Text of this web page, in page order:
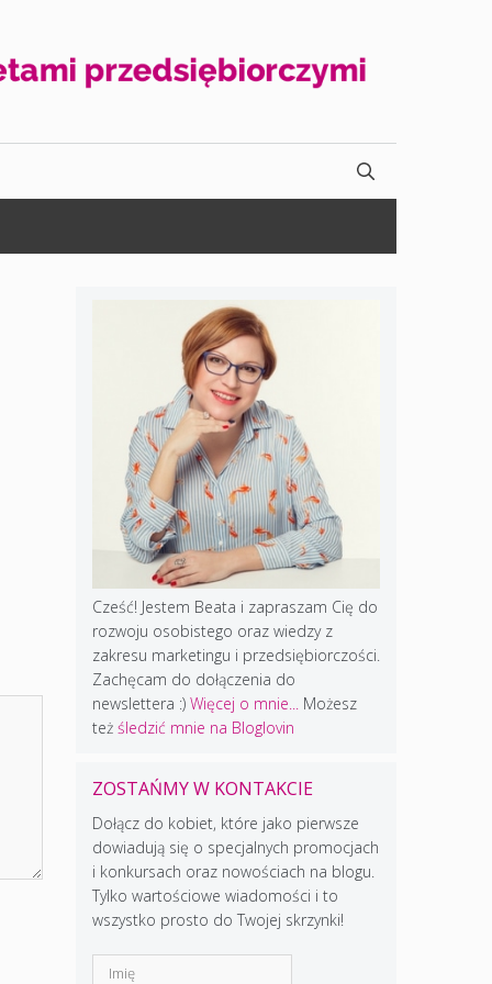
Cześć! Jestem Beata i zapraszam Cię do
rozwoju osobistego oraz wiedzy z
zakresu marketingu i przedsiębiorczości.
Zachęcam do dołączenia do
newslettera :) Więcej o mnie...
Możesz
też śledzić mnie na Bloglovin
ZOSTAŃMY W KONTAKCIE
Dołącz do kobiet, które jako pierwsze
dowiadują się o specjalnych promocjach
i konkursach oraz nowościach na blogu.
Tylko wartościowe wiadomości i to
wszystko prosto do Twojej skrzynki!